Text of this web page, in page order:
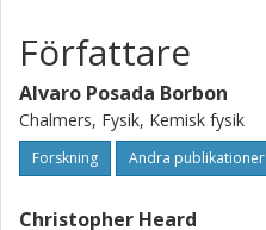
Författare
Alvaro Posada Borbon
Chalmers, Fysik, Kemisk fysik
Forskning Andra publikationer
Christopher Heard